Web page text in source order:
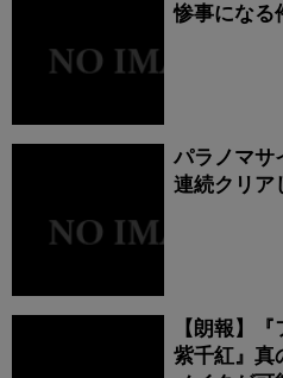
惨事になる
パラノマサ
連続クリア
【朗報】
紫千紅』真